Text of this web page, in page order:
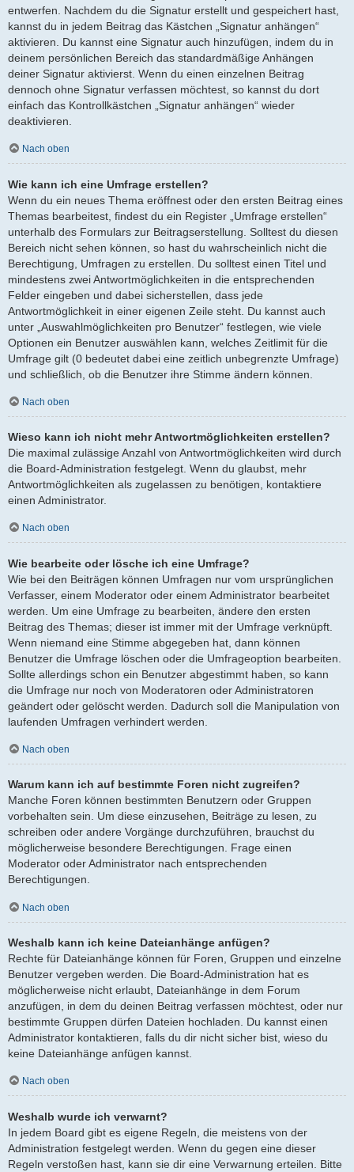
entwerfen. Nachdem du die Signatur erstellt und gespeichert hast,
kannst du in jedem Beitrag das Kästchen „Signatur anhängen“
aktivieren. Du kannst eine Signatur auch hinzufügen, indem du in
deinem persönlichen Bereich das standardmäßige Anhängen
deiner Signatur aktivierst. Wenn du einen einzelnen Beitrag
dennoch ohne Signatur verfassen möchtest, so kannst du dort
einfach das Kontrollkästchen „Signatur anhängen“ wieder
deaktivieren.
Nach oben
Wie kann ich eine Umfrage erstellen?
Wenn du ein neues Thema eröffnest oder den ersten Beitrag eines
Themas bearbeitest, findest du ein Register „Umfrage erstellen“
unterhalb des Formulars zur Beitragserstellung. Solltest du diesen
Bereich nicht sehen können, so hast du wahrscheinlich nicht die
Berechtigung, Umfragen zu erstellen. Du solltest einen Titel und
mindestens zwei Antwortmöglichkeiten in die entsprechenden
Felder eingeben und dabei sicherstellen, dass jede
Antwortmöglichkeit in einer eigenen Zeile steht. Du kannst auch
unter „Auswahlmöglichkeiten pro Benutzer“ festlegen, wie viele
Optionen ein Benutzer auswählen kann, welches Zeitlimit für die
Umfrage gilt (0 bedeutet dabei eine zeitlich unbegrenzte Umfrage)
und schließlich, ob die Benutzer ihre Stimme ändern können.
Nach oben
Wieso kann ich nicht mehr Antwortmöglichkeiten erstellen?
Die maximal zulässige Anzahl von Antwortmöglichkeiten wird durch
die Board-Administration festgelegt. Wenn du glaubst, mehr
Antwortmöglichkeiten als zugelassen zu benötigen, kontaktiere
einen Administrator.
Nach oben
Wie bearbeite oder lösche ich eine Umfrage?
Wie bei den Beiträgen können Umfragen nur vom ursprünglichen
Verfasser, einem Moderator oder einem Administrator bearbeitet
werden. Um eine Umfrage zu bearbeiten, ändere den ersten
Beitrag des Themas; dieser ist immer mit der Umfrage verknüpft.
Wenn niemand eine Stimme abgegeben hat, dann können
Benutzer die Umfrage löschen oder die Umfrageoption bearbeiten.
Sollte allerdings schon ein Benutzer abgestimmt haben, so kann
die Umfrage nur noch von Moderatoren oder Administratoren
geändert oder gelöscht werden. Dadurch soll die Manipulation von
laufenden Umfragen verhindert werden.
Nach oben
Warum kann ich auf bestimmte Foren nicht zugreifen?
Manche Foren können bestimmten Benutzern oder Gruppen
vorbehalten sein. Um diese einzusehen, Beiträge zu lesen, zu
schreiben oder andere Vorgänge durchzuführen, brauchst du
möglicherweise besondere Berechtigungen. Frage einen
Moderator oder Administrator nach entsprechenden
Berechtigungen.
Nach oben
Weshalb kann ich keine Dateianhänge anfügen?
Rechte für Dateianhänge können für Foren, Gruppen und einzelne
Benutzer vergeben werden. Die Board-Administration hat es
möglicherweise nicht erlaubt, Dateianhänge in dem Forum
anzufügen, in dem du deinen Beitrag verfassen möchtest, oder nur
bestimmte Gruppen dürfen Dateien hochladen. Du kannst einen
Administrator kontaktieren, falls du dir nicht sicher bist, wieso du
keine Dateianhänge anfügen kannst.
Nach oben
Weshalb wurde ich verwarnt?
In jedem Board gibt es eigene Regeln, die meistens von der
Administration festgelegt werden. Wenn du gegen eine dieser
Regeln verstoßen hast, kann sie dir eine Verwarnung erteilen. Bitte